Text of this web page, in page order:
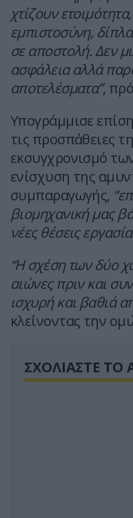
χτίζουν
εμπιστοσύνη,
σε αποστολή. Δεν
ασφάλεια αλλά
αποτελέσματα”,
Υπογράμμισε
τις προσπάθειες
εκσυγχρονισμό
ενίσχυση της
συμπαραγωγής,
βιομηχανική μας
νέες θέσεις
“Η σχέση των δύο
αιώνες πριν και
ισχυρή και βαθιά
κλείνοντας την
ΣΧΟΛΙΑΣΤΕ ΤΟ